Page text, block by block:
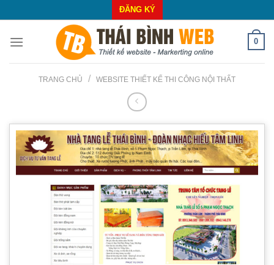
to
content
ĐĂNG KÝ
0
TRANG CHỦ / WEBSITE THIẾT KẾ THI CÔNG NỘI THẤT